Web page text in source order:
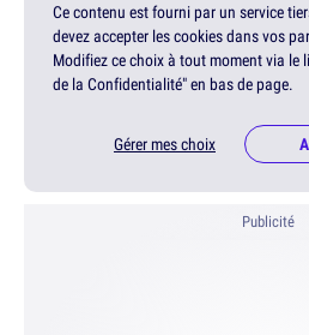
Ce contenu est fourni par un service
devez accepter les cookies dans vos
Modifiez ce choix à tout moment via le
de la Confidentialité" en bas de page.
Gérer mes choix
Publicité